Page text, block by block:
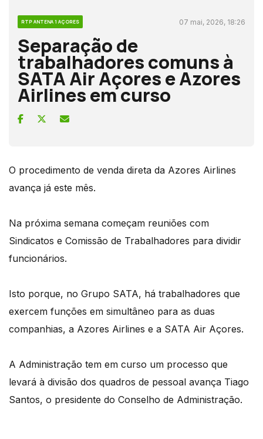
RTP ANTENA 1 AÇORES 07 mai, 2026, 18:26
Separação de
trabalhadores comuns à
SATA Air Açores e Azores
Airlines em curso
O procedimento de venda direta da Azores Airlines
avança já este mês.
Na próxima semana começam reuniões com
Sindicatos e Comissão de Trabalhadores para dividir
funcionários.
Isto porque, no Grupo SATA, há trabalhadores que
exercem funções em simultâneo para as duas
companhias, a Azores Airlines e a SATA Air Açores.
A Administração tem em curso um processo que
levará à divisão dos quadros de pessoal avança Tiago
Santos, o presidente do Conselho de Administração.